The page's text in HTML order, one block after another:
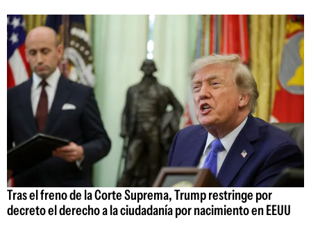
Tras el freno de la Corte Suprema, Trump restringe por
decreto el derecho a la ciudadanía por nacimiento en EEUU